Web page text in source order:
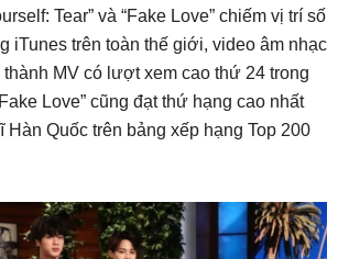
Tear” và “Fake Love” chiếm vị trí số
iTunes trên toàn thế giới, video âm nhạc
thành MV có lượt xem cao thứ 24 trong
Love” cũng đạt thứ hạng cao nhất
Hàn Quốc trên bảng xếp hạng Top 200